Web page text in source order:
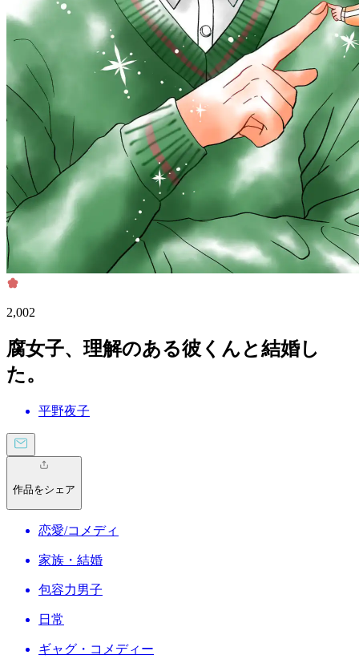
2,002
腐女子、理解のある彼くんと結婚し
た。
平野夜子
作品をシェア
恋愛/コメディ
家族・結婚
包容力男子
日常
ギャグ・コメディー